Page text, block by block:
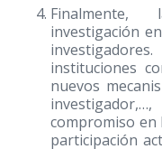
Finalmente,
investigación
instituciones
nuevos
compromiso en
participación